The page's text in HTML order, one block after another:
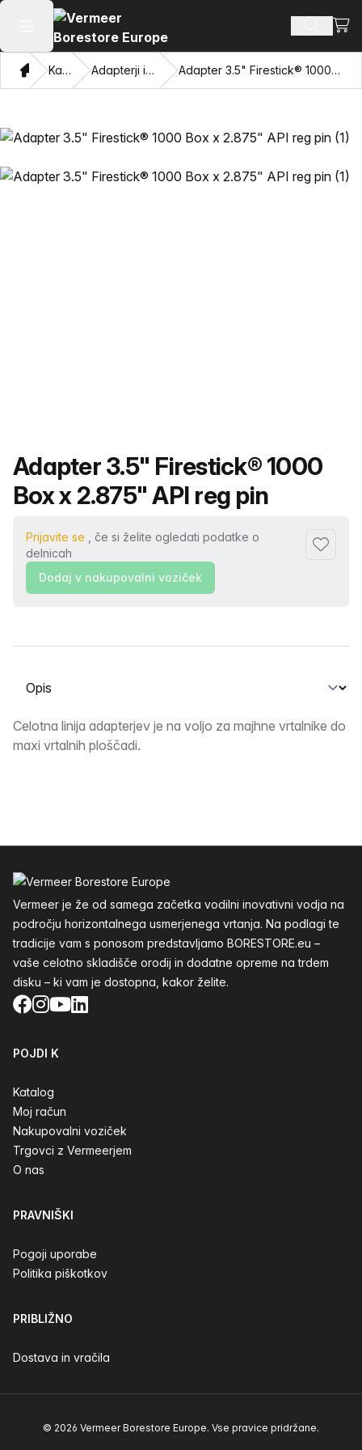
Odpri glavni meni Iskanje
DomaKatalog Adapterji in vlečne oči Adapter 3.5" Firestick® 1000 Box x 2.875" API reg pin
Ime izdelka
Adapter 3.5" Firestick® 1000
Box x 2.875" API reg pin
Prijavite se , če si želite ogledati podatke o
delnicah
Dodaj
Dodaj v nakupovalni voziček
Izberite zavihek
Opis
Celotna linija adapterjev je na voljo za majhne vrtalnike do
maxi vrtalnih ploščadi.
Vermeer je že od samega začetka vodilni inovativni vodja na
področju horizontalnega usmerjenega vrtanja. Na podlagi te
tradicije vam s ponosom predstavljamo BORESTORE.eu –
vaše celotno skladišče orodij in dodatne opreme na trdem
disku – ki vam je dostopna, kakor želite.
Facebook
Instagram
YouTube
LinkedIn
POJDI K
Katalog
Moj račun
Nakupovalni voziček
Trgovci z Vermeerjem
O nas
PRAVNIŠKI
Pogoji uporabe
Politika piškotkov
PRIBLIŽNO
Dostava in vračila
© 2026 Vermeer Borestore Europe. Vse pravice pridržane.